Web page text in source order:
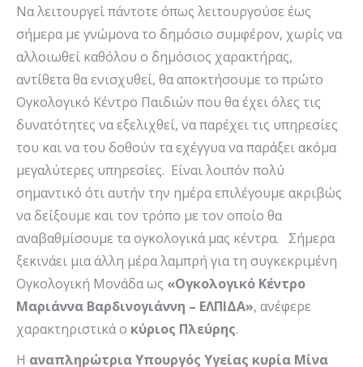
Να λειτουργεί πάντοτε όπως λειτουργούσε έως
σήμερα με γνώμονα το δημόσιο συμφέρον, χωρίς να
αλλοιωθεί καθόλου ο δημόσιος χαρακτήρας,
αντίθετα θα ενισχυθεί, θα αποκτήσουμε το πρώτο
Ογκολογικό Κέντρο Παιδιών που θα έχει όλες τις
δυνατότητες να εξελιχθεί, να παρέχει τις υπηρεσίες
του και να του δοθούν τα εχέγγυα να παράξει ακόμα
μεγαλύτερες υπηρεσίες. Είναι λοιπόν πολύ
σημαντικό ότι αυτήν την ημέρα επιλέγουμε ακριβώς
να δείξουμε και τον τρόπο με τον οποίο θα
αναβαθμίσουμε τα ογκολογικά μας κέντρα. Σήμερα
ξεκινάει μια άλλη μέρα λαμπρή για τη συγκεκριμένη
Ογκολογική Μονάδα ως «Ογκολογικό Κέντρο
Μαριάννα Βαρδινογιάννη – ΕΛΠΙΔΑ», ανέφερε
χαρακτηριστικά ο κύριος Πλεύρης.
Η αναπληρώτρια Υπουργός Υγείας κυρία Μίνα